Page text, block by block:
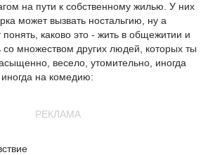
на пути к собственному жилью. У них
может вызвать ностальгию, ну а
каково это - жить в общежитии и
множеством других людей, которых ты
весело, утомительно, иногда
на комедию:
РЕКЛАМА